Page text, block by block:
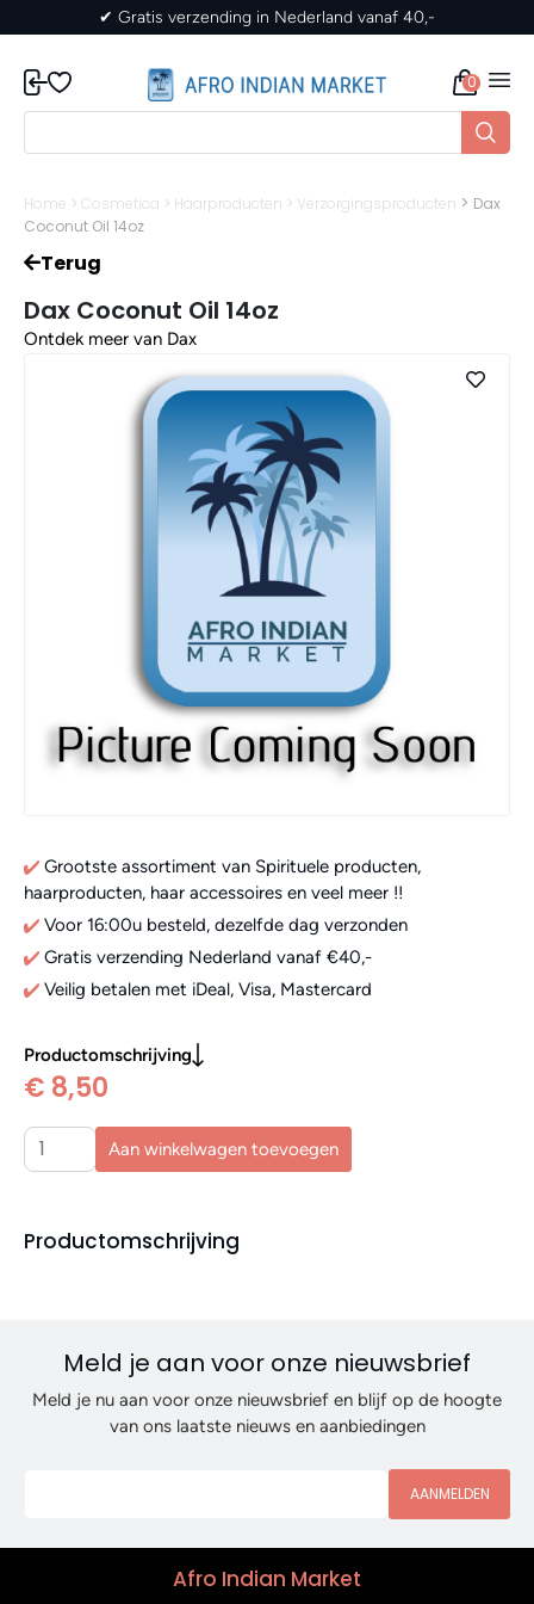
✔ Gratis verzending in Nederland vanaf 40,-
0
Home > Cosmetica > Haarproducten > Verzorgingsproducten > Dax
Coconut Oil 14oz
Terug
Dax Coconut Oil 14oz
Ontdek meer van Dax
Grootste assortiment van Spirituele producten,
haarproducten, haar accessoires en veel meer !!
Voor 16:00u besteld, dezelfde dag verzonden
Gratis verzending Nederland vanaf €40,-
Veilig betalen met iDeal, Visa, Mastercard
Productomschrijving
€ 8,50
Aan winkelwagen toevoegen
Productomschrijving
Meld je aan voor onze nieuwsbrief
Meld je nu aan voor onze nieuwsbrief en blijf op de hoogte
van ons laatste nieuws en aanbiedingen
AANMELDEN
Afro Indian Market